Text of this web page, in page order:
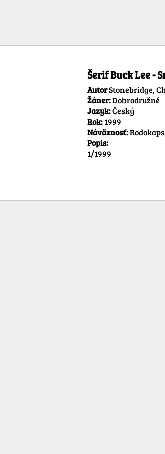
Šerif Buck Lee -
AutorStonebridge,
Žáner:Dobrodružné
Jazyk:Český
Rok:1999
Náväznosť:
Popis:
1/1999